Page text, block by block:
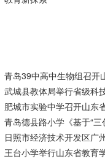
青岛39中高中生物组召开
武城县教体局举行省级科
肥城市实验中学召开山东
青岛德县路小学《基于“
日照市经济技术开发区广
王台小学举行山东省教育